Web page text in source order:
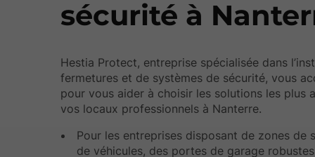
sécurité à
Hestia Protect, entreprise spécialisée dans
fermetures et de systèmes de sécurité, vous
pour vous aider à choisir les solutions les plus
vos locaux professionnels à Nanterre.
Pour les entreprises disposant de zones de
de véhicules, des portes de garage